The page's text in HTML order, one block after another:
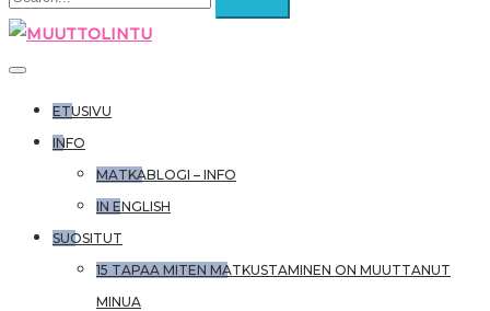
ETUSIVU
INFO
MATKABLOGI – INFO
IN ENGLISH
SUOSITUT
15 TAPAA MITEN MATKUSTAMINEN ON MUUTTANUT
MINUA